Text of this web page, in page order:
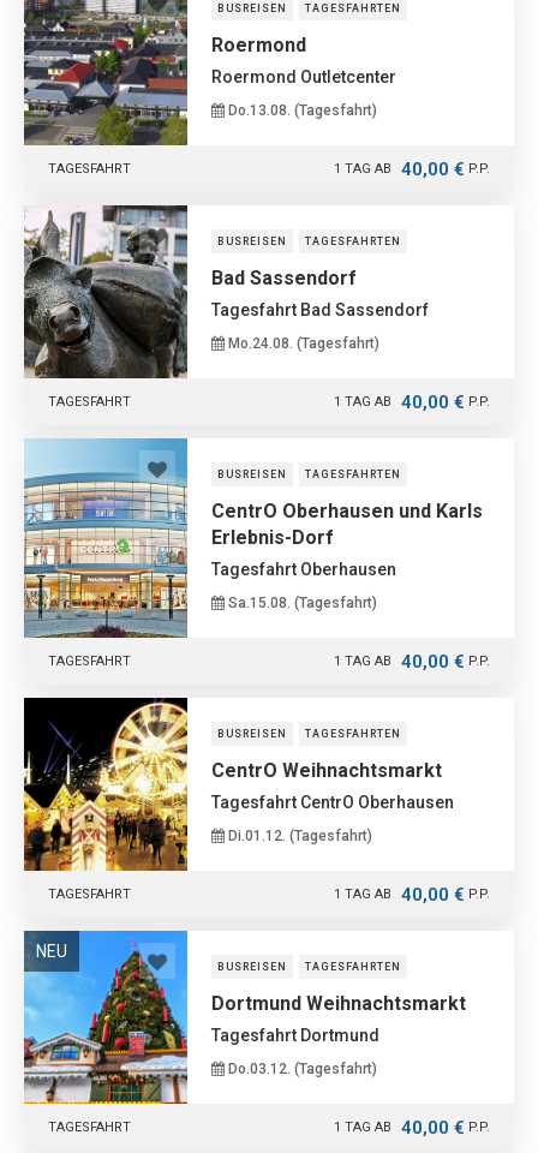
BUSREISEN TAGESFAHRTEN
Roermond
Roermond Outletcenter
Do.13.08. (Tagesfahrt)
1 TAG AB 40,00 € P.P.
TAGESFAHRT
BUSREISEN TAGESFAHRTEN
Bad Sassendorf
Tagesfahrt Bad Sassendorf
Mo.24.08. (Tagesfahrt)
1 TAG AB 40,00 € P.P.
TAGESFAHRT
BUSREISEN TAGESFAHRTEN
CentrO Oberhausen und Karls
Erlebnis-Dorf
Tagesfahrt Oberhausen
Sa.15.08. (Tagesfahrt)
1 TAG AB 40,00 € P.P.
TAGESFAHRT
BUSREISEN TAGESFAHRTEN
CentrO Weihnachtsmarkt
Tagesfahrt CentrO Oberhausen
Di.01.12. (Tagesfahrt)
1 TAG AB 40,00 € P.P.
TAGESFAHRT
NEU
BUSREISEN TAGESFAHRTEN
Dortmund Weihnachtsmarkt
Tagesfahrt Dortmund
Do.03.12. (Tagesfahrt)
1 TAG AB 40,00 € P.P.
TAGESFAHRT